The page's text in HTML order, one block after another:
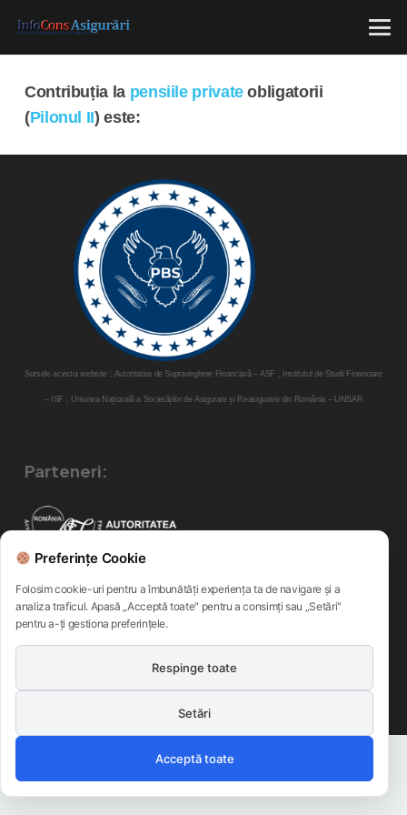
Contribuția la pensiile privateobligatorii
(Pilonul II) este:
Sursele acestui website : Autoritatea de Supraveghere Financiară – ASF , Institutul de Studii Financiare
– ISF , Uniunea Națională a Societăților de Asigurare și Reasigurare din România – UNSAR
Parteneri:
Politica de confidentialitate
Politica Privind Cookie-Urile
©Infocons
Preferințe Cookie
Folosim cookie-uri pentru a îmbunătăți experiența ta de navigare și a
analiza traficul. Apasă „Acceptă toate" pentru a consimți sau „Setări"
pentru a-ți gestiona preferințele.
Respinge toate
Setări
Acceptă toate